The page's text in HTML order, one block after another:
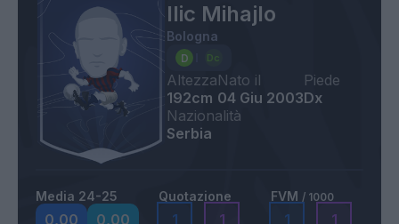
Ilic Mihajlo
Bologna
Altezza
192cm
Nato il
04 Giu 2003
Piede
Dx
Nazionalità
Serbia
Media 24-25
0,00 0,00
Quotazione
1 1
FVM / 1000
1 1